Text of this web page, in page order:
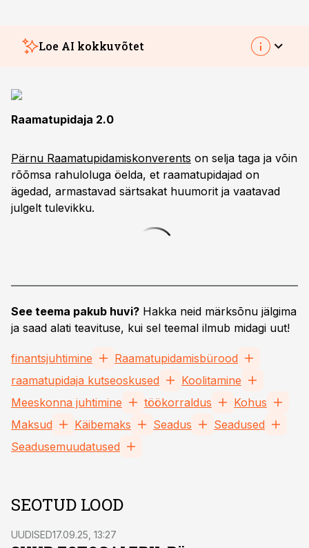
Loe AI kokkuvõtet
Raamatupidaja 2.0
Pärnu Raamatupidamiskonverents on selja taga ja võin
rõõmsa rahuloluga öelda, et raamatupidajad on
ägedad, armastavad särtsakat huumorit ja vaatavad
julgelt tulevikku.
See teema pakub huvi? Hakka neid märksõnu jälgima
ja saad alati teavituse, kui sel teemal ilmub midagi uut!
finantsjuhtimine
Raamatupidamisbürood
raamatupidaja kutseoskused
Koolitamine
Meeskonna juhtimine
töökorraldus
Kohus
Maksud
Käibemaks Seadus
Seadused
Seadusemuudatused
SEOTUD LOOD
UUDISED17.09.25, 13:27